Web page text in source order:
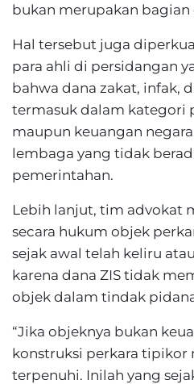
bukan merupakan bagian
Hal tersebut juga
para ahli di persidangan
bahwa dana zakat, infak,
termasuk dalam kategori
maupun keuangan
lembaga yang tidak
pemerintahan.
Lebih lanjut, tim advokat
secara hukum objek
sejak awal telah keliru
karena dana ZIS tidak
objek dalam tindak
“Jika objeknya bukan
konstruksi perkara tipikor
terpenuhi. Inilah yang